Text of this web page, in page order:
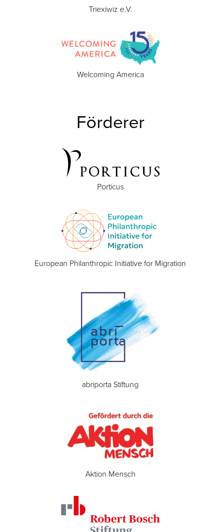
Triexiwiz e.V.
Welcoming America
Förderer
Porticus
European Philanthropic Initiative for Migration
abriporta Stiftung
Aktion Mensch